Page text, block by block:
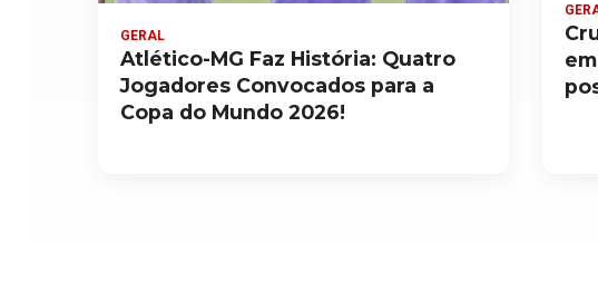
GERAL
Atlético-MG Faz História: Quatro
Jogadores Convocados para a
Copa do Mundo 2026!